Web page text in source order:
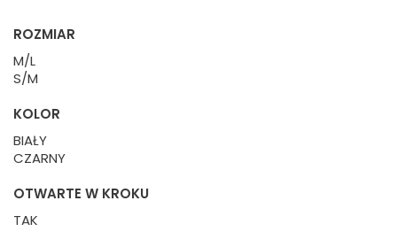
ROZMIAR
M/L
S/M
KOLOR
BIAŁY
CZARNY
OTWARTE W KROKU
TAK